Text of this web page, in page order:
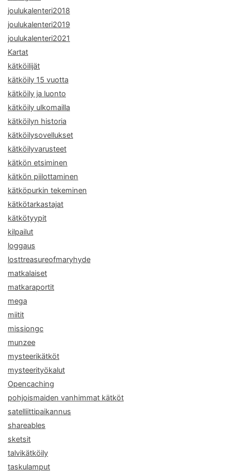
joulukalenteri2018
joulukalenteri2019
joulukalenteri2021
Kartat
kätköilijät
kätköily 15 vuotta
kätköily ja luonto
kätköily ulkomailla
kätköilyn historia
kätköilysovellukset
kätköilyvarusteet
kätkön etsiminen
kätkön piilottaminen
kätköpurkin tekeminen
kätkötarkastajat
kätkötyypit
kilpailut
loggaus
losttreasureofmaryhyde
matkalaiset
matkaraportit
mega
miitit
missiongc
munzee
mysteerikätköt
mysteerityökalut
Opencaching
pohjoismaiden vanhimmat kätköt
satelliittipaikannus
shareables
sketsit
talvikätköily
taskulamput